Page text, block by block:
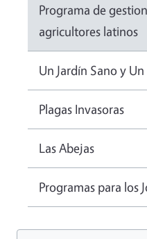
Programa de
agricultores latinos
Un Jardín Sano y
Plagas Invasoras
Las Abejas
Programas para los